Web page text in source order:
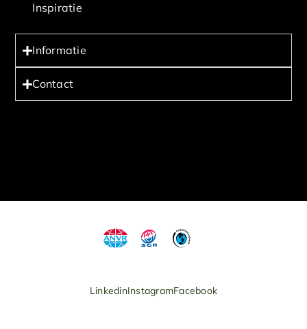
Inspiratie
Informatie
Contact
LinkedinInstagramFacebook